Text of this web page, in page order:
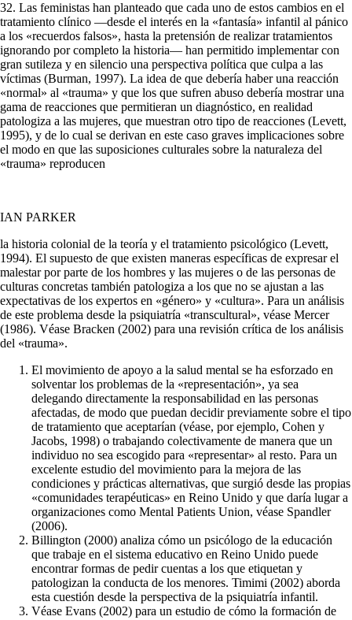
32. Las feministas han planteado que cada uno de estos cambios en el
tratamiento clínico —desde el interés en la «fantasía» infantil al pánico
a los «recuerdos falsos», hasta la pretensión de realizar tratamientos
ignorando por comple­to la historia— han permitido implementar con
gran sutileza y en silencio una perspectiva política que culpa a las
víctimas (Burman, 1997). La idea de que debería haber una reacción
«normal» al «trauma» y que los que sufren abuso de­bería mostrar una
gama de reacciones que permitieran un diagnóstico, en realidad
patologiza a las mujeres, que muestran otro tipo de reacciones (Levett,
1995), y de lo cual se derivan en este caso graves implicaciones sobre
el modo en que las suposiciones culturales sobre la naturaleza del
«trauma» reproducen
IAN PARKER
la historia colonial de la teoría y el tratamiento psicológico (Levett,
1994). El supuesto de que existen maneras específicas de expresar el
malestar por parte de los hombres y las mujeres o de las personas de
culturas concretas también patologiza a los que no se ajustan a las
expectativas de los expertos en «género» y «cultura». Para un análisis
de este problema desde la psiquiatría «transcultu­ral», véase Mercer
(1986). Véase Bracken (2002) para una revisión crítica de los análisis
del «trauma».
El movimiento de apoyo a la salud mental se ha esforzado en
solventar los pro­blemas de la «representación», ya sea
delegando directamente la respon­sabilidad en las personas
afectadas, de modo que puedan decidir previamen­te sobre el tipo
de tratamiento que aceptarían (véase, por ejemplo, Cohen y
Jacobs, 1998) o trabajando colectivamente de manera que un
individuo no sea escogido para «representar» al resto. Para un
excelente estudio del mo­vimiento para la mejora de las
condiciones y prácticas alternativas, que surgió desde las propias
«comunidades terapéuticas» en Reino Unido y que daría lugar a
organizaciones como Mental Patients Union, véase Spandler
(2006).
Billington (2000) analiza cómo un psicólogo de la educación
que trabaje en el sistema educativo en Reino Unido puede
encontrar formas de pedir cuentas a los que etiquetan y
patologizan la conducta de los menores. Timimi (2002) aborda
esta cuestión desde la perspectiva de la psiquiatría infantil.
Véase Evans (2002) para un estudio de cómo la formación de